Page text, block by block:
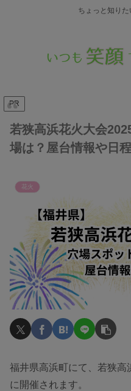
ちょっと知りた
PR
若狭高浜花火大会
場は？屋台情報や日程
花火
福井県高浜町にて、若狭
に開催されます。